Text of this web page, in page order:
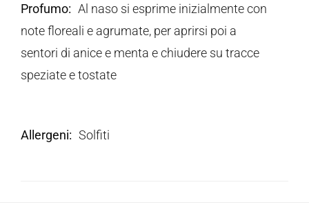
Profumo
Al naso si esprime inizialmente con
note floreali e agrumate, per aprirsi poi a
sentori di anice e menta e chiudere su tracce
speziate e tostate
Allergeni Solfiti